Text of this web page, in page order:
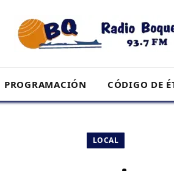
PROGRAMACIÓN CÓDIGO DE
LOCAL